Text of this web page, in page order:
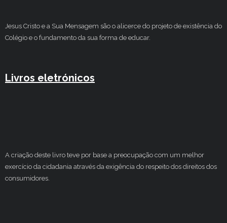
Jesus Cristo e a Sua Mensagem são o alicerce do projeto de existência do
Colégio e o fundamento da sua forma de educar.
Livros eletrónicos
A criação deste livro teve por base a preocupação com um melhor
exercício da cidadania através da exigência do respeito dos direitos dos
consumidores.